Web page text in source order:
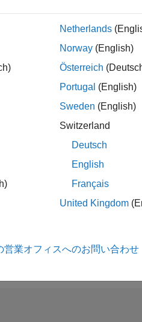
リー モデルのインポート、順
リー モデルのインポート、順
ット モデルの読み込み
モデルを読み込んでジョイン
Balance an Endpoint
バイル ロボット運動学モデルを
Netherlands
Norway (English)
Österreich
Portugal (English)
Sweden (English)
Switzerland
Deutsch
English
Français
United Kingdom
営業オフィスへのお問い合わせ